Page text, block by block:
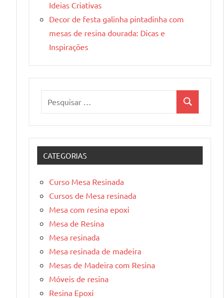
Ideias Criativas
Decor de festa galinha pintadinha com
mesas de resina dourada: Dicas e
Inspirações
Pesquisa
CATEGORIAS
Curso Mesa Resinada
Cursos de Mesa resinada
Mesa com resina epoxi
Mesa de Resina
Mesa resinada
Mesa resinada de madeira
Mesas de Madeira com Resina
Móveis de resina
Resina Epoxi